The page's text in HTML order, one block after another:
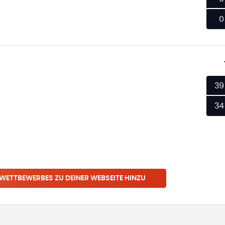
0
39
34
ZU DEINER WEBSEITE HINZU